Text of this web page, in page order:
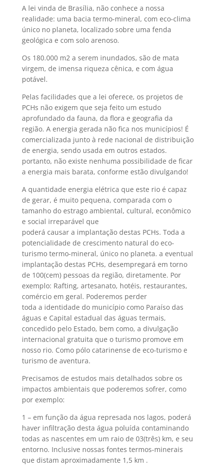
A lei vinda de Brasília, não conhece a nossa
realidade: uma bacia termo-mineral, com eco-clima
único no planeta, localizado sobre uma fenda
geológica e com solo arenoso.
Os 180.000 m2 a serem inundados, são de mata
virgem, de imensa riqueza cênica, e com água
potável.
Pelas facilidades que a lei oferece, os projetos de
PCHs não exigem que seja feito um estudo
aprofundado da fauna, da flora e geografia da
região. A energia gerada não fica nos municípios! É
comercializada junto à rede nacional de distribuição
de energia, sendo usada em outros estados. 
portanto, não existe nenhuma possibilidade de ficar
a energia mais barata, conforme estão divulgando!
A quantidade energia elétrica que este rio é capaz
de gerar, é muito pequena, comparada com o
tamanho do estrago ambiental, cultural, econômico
e social irreparável que
poderá causar a implantação destas PCHs. Toda a
potencialidade de crescimento natural do eco-
turismo termo-mineral, único no planeta. a eventual
implantação destas PCHs, desempregará em torno
de 100(cem) pessoas da região, diretamente. Por
exemplo: Rafting, artesanato, hotéis, restaurantes,
comércio em geral. Poderemos perder
toda a identidade do município como Paraíso das
águas e Capital estadual das águas termais,
concedido pelo Estado, bem como, a divulgação
internacional gratuita que o turismo promove em
nosso rio. Como pólo catarinense de eco-turismo e
turismo de aventura.
Precisamos de estudos mais detalhados sobre os
impactos ambientais que poderemos sofrer, como
por exemplo:
1 – em função da água represada nos lagos, poderá
haver infiltração desta água poluída contaminando
todas as nascentes em um raio de 03(três) km, e seu
entorno. Inclusive nossas fontes termos-minerais
que distam aproximadamente 1,5 km .